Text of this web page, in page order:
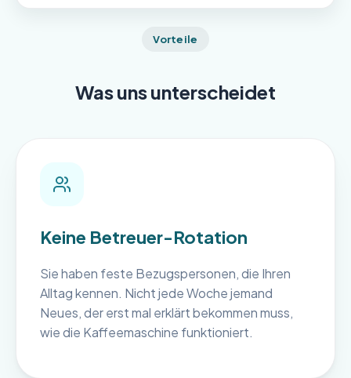
Vorteile
Was uns unterscheidet
Keine Betreuer-Rotation
Sie haben feste Bezugspersonen, die Ihren
Alltag kennen. Nicht jede Woche jemand
Neues, der erst mal erklärt bekommen muss,
wie die Kaffeemaschine funktioniert.